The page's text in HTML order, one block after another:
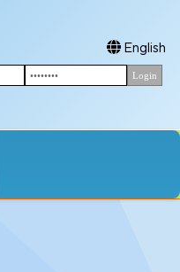
English